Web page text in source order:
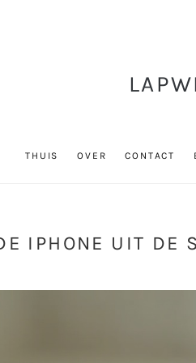
THUIS OVER CONTACT
IPHONE UIT DE